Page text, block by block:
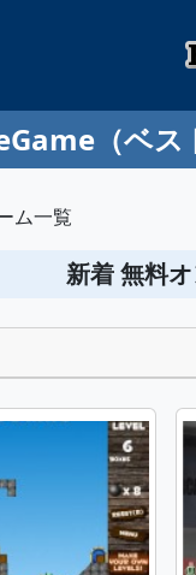
（ベス
ム一覧
新着 無料